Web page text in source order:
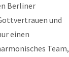
Berliner
und
einen
Team,